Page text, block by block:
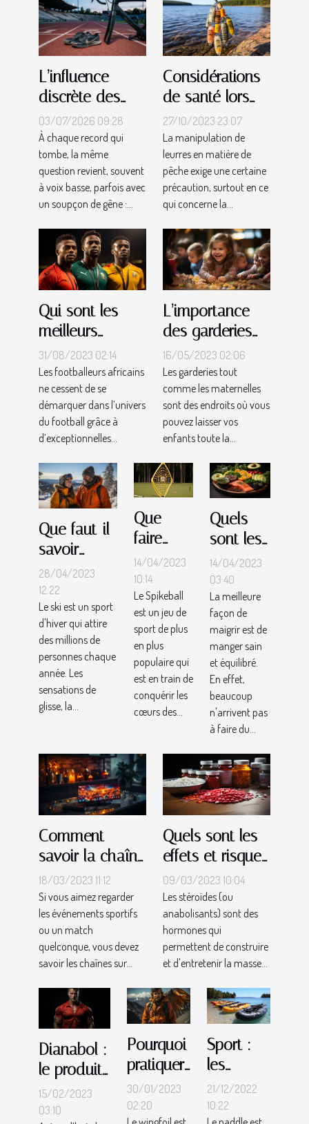
L’influence
discrète des
innovations
matérielles sur
les records
sportifs
03/07/2026 09:28
À chaque record qui
tombe, la même
question revient, souvent
à voix basse, parfois avec
un soupçon de gêne :...
Considérations
de santé lors
de la
manipulation de
leurres
27/10/2023 23:07
La manipulation de
leurres en matière de
pêche exige une certaine
précaution, surtout en ce
qui concerne la...
Qui sont les
meilleurs
joueurs
africains en
2023 ?
31/08/2023 02:14
Les footballeurs africains
ne cessent de se
démarquer dans l’univers
du football grâce à
d’exceptionnelles...
L’importance
des garderies
pour vos
enfants
16/05/2023 02:06
Les garderies tout
comme les maternelles
sont des endroits où vous
pouvez laisser vos
enfants toute la...
Que faut-il
savoir
avant de
commencer
le Ski ?
28/04/2023
12:22
Le ski est un sport
d'hiver qui attire
des millions de
personnes chaque
année. Les
sensations de
glisse, la...
Que
faire
pour se
lancer
dans le
sport
Spikeball
?
14/04/2023
10:14
Le Spikeball
est un jeu de
sport de plus
en plus
populaire qui
est en train de
conquérir les
cœurs des...
Quels
sont les
différents
aliments
à éviter
pour
perdre
du poids
?
14/04/2023
03:40
La meilleure
façon de
maigrir est de
manger sain
et équilibré.
En effet,
beaucoup
n'arrivent pas
à faire du...
Comment
savoir la chaîne
qui diffusera
votre
événement
sportif ou
match ?
18/03/2023 11:12
Si vous aimez regarder
les événements sportifs
ou un match
quelconque, vous devez
savoir les chaînes sur...
Quels sont les
effets et risques
liés à l'utilisation
des stéroïdes ?
09/03/2023 10:04
Les stéroïdes (ou
anabolisants) sont des
hormones qui
permettent de construire
et d'entretenir la masse...
Dianabol :
le produit
idéal pour
prendre
15/02/2023
03:10
Pourquoi
pratiquer
du
wingfoil
30/01/2023
02:20
Sport :
les
facteurs
à mettre
21/12/2022
10:22